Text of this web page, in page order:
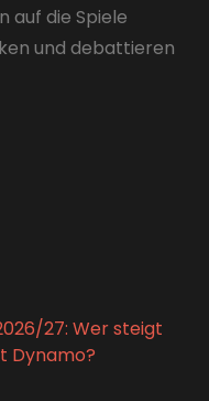
auf die Spiele
und debattieren
27: Wer steigt
Dynamo?